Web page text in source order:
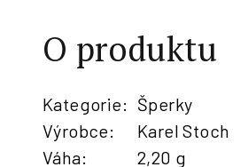
O produktu
Kategorie: Šperky
Výrobce:
Karel Stoch
Váha:
2,20 g